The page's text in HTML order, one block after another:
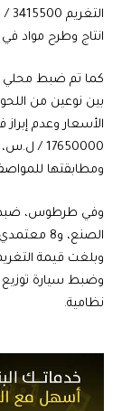
انتاج وطرح مواد
كما تم ضبط محلي
الأسعار وعدم
ومطابقتها
وفي طرطوس، ضبطت
الصنع،
وضبط سيارة توزيع
نظامية.